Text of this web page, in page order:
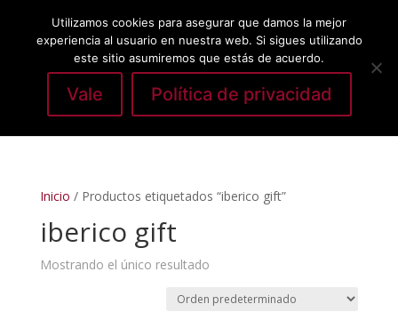
Seleccionar página
Inicio / Productos etiquetados “iberico gift”
iberico gift
Mostrando el único resultado
Utilizamos cookies para asegurar que damos la mejor
experiencia al usuario en nuestra web. Si sigues utilizando
este sitio asumiremos que estás de acuerdo.
Vale Política de privacidad